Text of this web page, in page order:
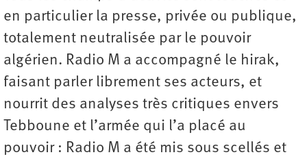
en particulier la presse, privée ou publique,
totalement neutralisée par le pouvoir
algérien. Radio M a accompagné le hirak,
faisant parler librement ses acteurs, et
nourrit des analyses très critiques envers
Tebboune et l’armée qui l’a placé au
pouvoir : Radio M a été mis sous scellés et